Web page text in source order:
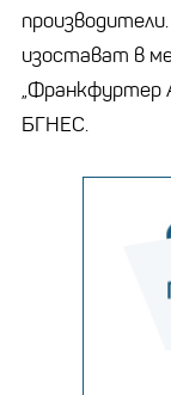
изостават в
„Франкфуртер
БГНЕС.